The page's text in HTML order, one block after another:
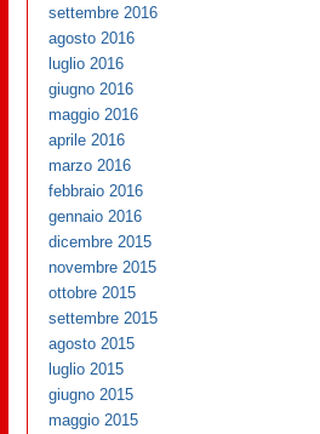
settembre 2016
agosto 2016
luglio 2016
giugno 2016
maggio 2016
aprile 2016
marzo 2016
febbraio 2016
gennaio 2016
dicembre 2015
novembre 2015
ottobre 2015
settembre 2015
agosto 2015
luglio 2015
giugno 2015
maggio 2015